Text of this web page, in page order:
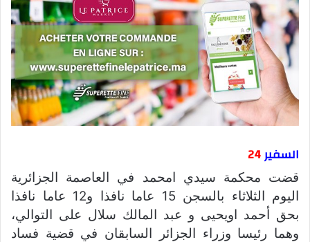
السفير24
قضت محكمة سيدي امحمد في العاصمة الجزائرية
اليوم الثلاثاء بالسجن 15 عاما نافذا و12 عاما نافذا
بحق أحمد اويحيى و عبد المالك سلال على التوالي،
وهما رئيسا وزراء الجزائر السابقان في قضية فساد